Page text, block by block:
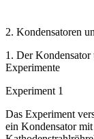
2. Kondensatoren
1. Der Kondensator
Experimente
Experiment 1
Das Experiment
ein Kondensator